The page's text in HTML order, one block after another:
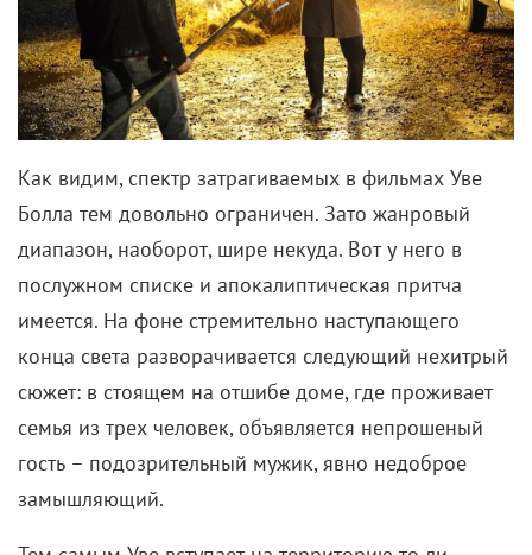
Как видим, спектр затрагиваемых в фильмах Уве
Болла тем довольно ограничен. Зато жанровый
диапазон, наоборот, шире некуда. Вот у него в
послужном списке и апокалиптическая притча
имеется. На фоне стремительно наступающего
конца света разворачивается следующий нехитрый
сюжет: в стоящем на отшибе доме, где проживает
семья из трех человек, объявляется непрошеный
гость – подозрительный мужик, явно недоброе
замышляющий.